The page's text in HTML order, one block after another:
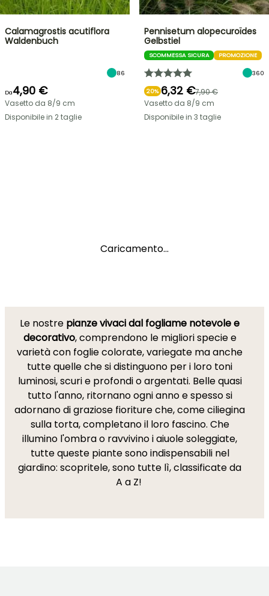
Calamagrostis acutiflora
Waldenbuch
86
Da4,90 €
Vasetto da 8/9 cm
Disponibile in 2 taglie
Pennisetum alopecuroïdes
Gelbstiel
SCOMMESSA SICURA PROMOZIONE
360
20% 6,32 €7,90 €
Vasetto da 8/9 cm
Disponibile in 3 taglie
Caricamento...
Le nostre pianze vivaci dal fogliame notevole e
decorativo, comprendono le migliori specie e
varietà con foglie colorate, variegate ma anche
tutte quelle che si distinguono per i loro toni
luminosi, scuri e profondi o argentati. Belle quasi
tutto l'anno, ritornano ogni anno e spesso si
adornano di graziose fioriture che, come ciliegina
sulla torta, completano il loro fascino. Che
illumino l'ombra o ravvivino i aiuole soleggiate,
tutte queste piante sono indispensabili nel
giardino: scopritele, sono tutte lì, classificate da
A a Z!